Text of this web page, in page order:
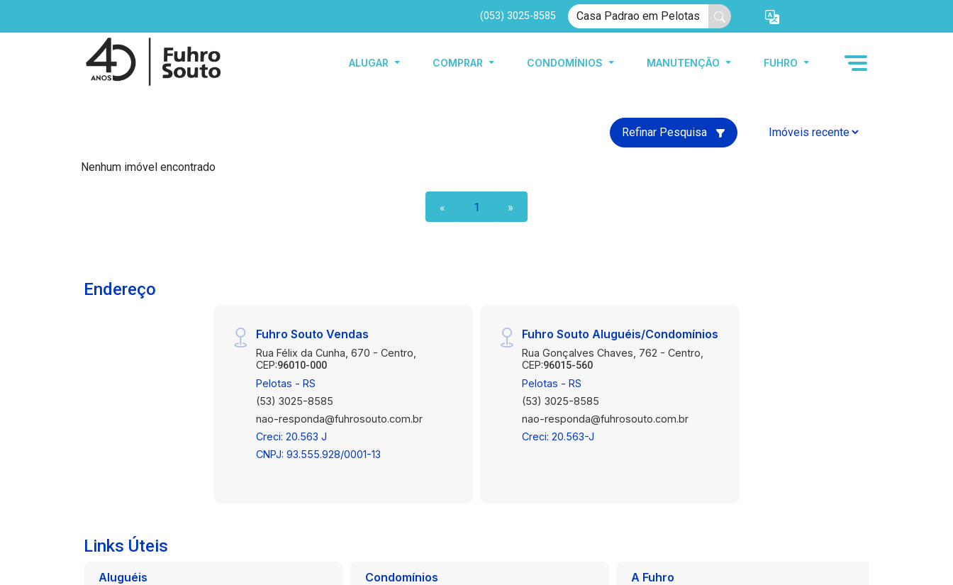
(053) 3025-8585
ALUGAR COMPRAR CONDOMÍNIOS MANUTENÇÃO FUHRO
Refinar Pesquisa
Nenhum imóvel encontrado
« 1 »
Endereço
Fuhro Souto Vendas
Rua Félix da Cunha, 670 - Centro,
CEP:96010-000
Pelotas - RS
(53) 3025-8585
nao-responda@fuhrosouto.com.br
Creci: 20.563 J
CNPJ: 93.555.928/0001-13
Fuhro Souto Aluguéis/Condomínios
Rua Gonçalves Chaves, 762 - Centro,
CEP:96015-560
Pelotas - RS
(53) 3025-8585
nao-responda@fuhrosouto.com.br
Creci: 20.563-J
Links Úteis
Aluguéis Condomínios A Fuhro